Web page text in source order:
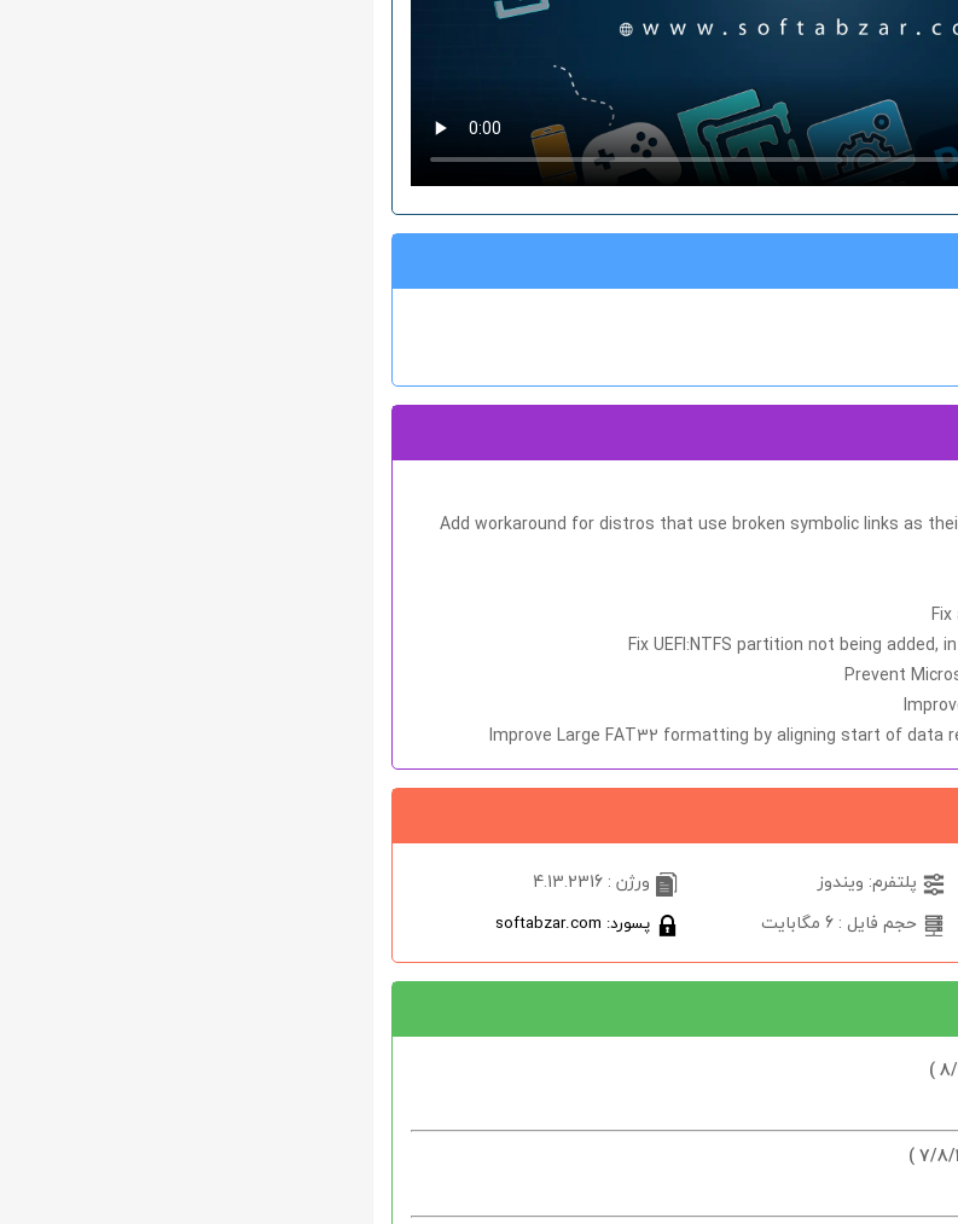
Add workaround for distros that use broken symbolic links as
Fix UEFI:NTFS partition not being added,
Prevent
Improve Large FAT32 formatting by aligning start of data
پلتفرم: ویندوز
ورژن : 4.13.2316
حجم فایل : 6 مگابایت پسورد: softabzar.com